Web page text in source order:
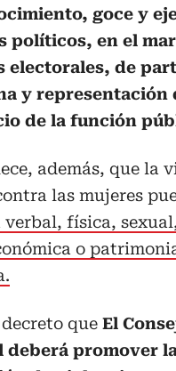
goce y
políticos, en el
electorales, de
y representación
de la función
además, que la
las mujeres
física,
o
que El
deberá promover